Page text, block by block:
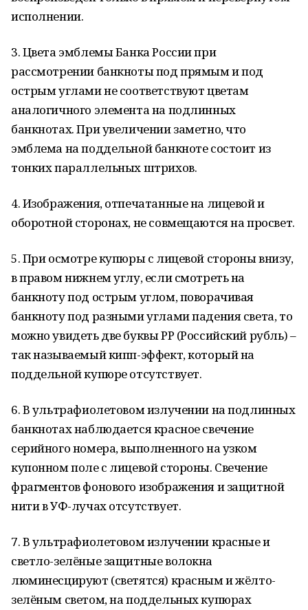
исполнении.
3. Цвета эмблемы Банка России при
рассмотрении банкноты под прямым и под
острым углами не соответствуют цветам
аналогичного элемента на подлинных
банкнотах. При увеличении заметно, что
эмблема на поддельной банкноте состоит из
тонких параллельных штрихов.
4. Изображения, отпечатанные на лицевой и
оборотной сторонах, не совмещаются на просвет.
5. При осмотре купюры с лицевой стороны внизу,
в правом нижнем углу, если смотреть на
банкноту под острым углом, поворачивая
банкноту под разными углами падения света, то
можно увидеть две буквы РР (Российский рубль) –
так называемый кипп-эффект, который на
поддельной купюре отсутствует.
6. В ультрафиолетовом излучении на подлинных
банкнотах наблюдается красное свечение
серийного номера, выполненного на узком
купонном поле с лицевой стороны. Свечение
фрагментов фонового изображения и защитной
нити в УФ-лучах отсутствует.
7. В ультрафиолетовом излучении красные и
светло-зелёные защитные волокна
люминесцируют (светятся) красным и жёлто-
зелёным светом, на поддельных купюрах